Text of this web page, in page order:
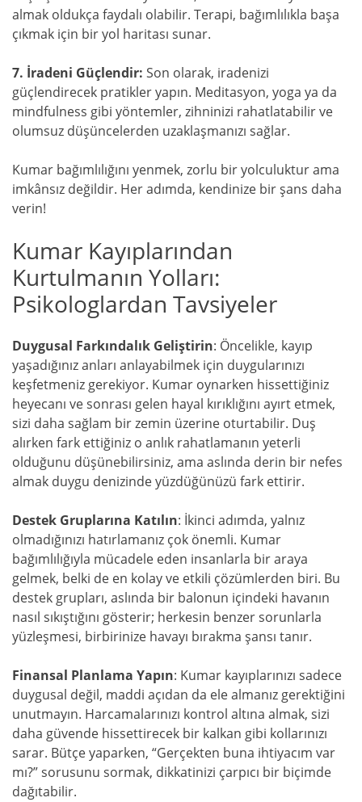
almak oldukça faydalı olabilir. Terapi, bağımlılıkla başa
çıkmak için bir yol haritası sunar.
7. İradeni Güçlendir: Son olarak, iradenizi
güçlendirecek pratikler yapın. Meditasyon, yoga ya da
mindfulness gibi yöntemler, zihninizi rahatlatabilir ve
olumsuz düşüncelerden uzaklaşmanızı sağlar.
Kumar bağımlılığını yenmek, zorlu bir yolculuktur ama
imkânsız değildir. Her adımda, kendinize bir şans daha
verin!
Kumar Kayıplarından
Kurtulmanın Yolları:
Psikologlardan Tavsiyeler
Duygusal Farkındalık Geliştirin: Öncelikle, kayıp
yaşadığınız anları anlayabilmek için duygularınızı
keşfetmeniz gerekiyor. Kumar oynarken hissettiğiniz
heyecanı ve sonrası gelen hayal kırıklığını ayırt etmek,
sizi daha sağlam bir zemin üzerine oturtabilir. Duş
alırken fark ettiğiniz o anlık rahatlamanın yeterli
olduğunu düşünebilirsiniz, ama aslında derin bir nefes
almak duygu denizinde yüzdüğünüzü fark ettirir.
Destek Gruplarına Katılın: İkinci adımda, yalnız
olmadığınızı hatırlamanız çok önemli. Kumar
bağımlılığıyla mücadele eden insanlarla bir araya
gelmek, belki de en kolay ve etkili çözümlerden biri. Bu
destek grupları, aslında bir balonun içindeki havanın
nasıl sıkıştığını gösterir; herkesin benzer sorunlarla
yüzleşmesi, birbirinize havayı bırakma şansı tanır.
Finansal Planlama Yapın: Kumar kayıplarınızı sadece
duygusal değil, maddi açıdan da ele almanız gerektiğini
unutmayın. Harcamalarınızı kontrol altına almak, sizi
daha güvende hissettirecek bir kalkan gibi kollarınızı
sarar. Bütçe yaparken, “Gerçekten buna ihtiyacım var
mı?” sorusunu sormak, dikkatinizi çarpıcı bir biçimde
dağıtabilir.